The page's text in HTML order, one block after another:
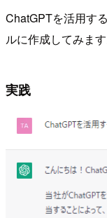
ChatGPTを活用す
ルに作成してみます
実践